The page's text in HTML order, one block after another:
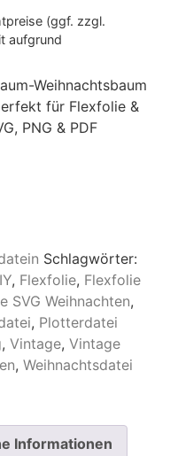
(ggf. zzgl.
aufgrund
Weihnachtsbaum
für Flexfolie &
PNG & PDF
Schlagwörter:
, Flexfolie, Flexfolie
SVG Weihnachten,
, Plotterdatei
, Vintage, Vintage
, Weihnachtsdatei
Informationen